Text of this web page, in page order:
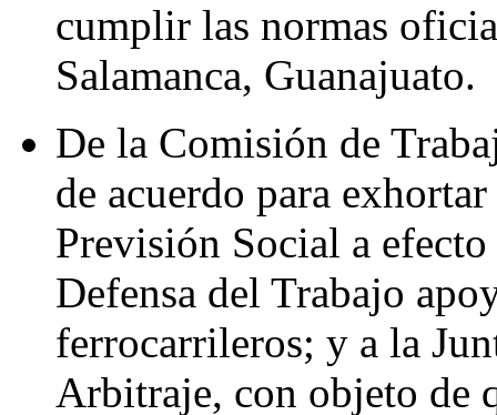
cumplir las normas
Salamanca, Guanajuato.
De la Comisión de
de acuerdo para
Previsión Social a
Defensa del Trabajo
ferrocarrileros; y a la
Arbitraje, con objeto de